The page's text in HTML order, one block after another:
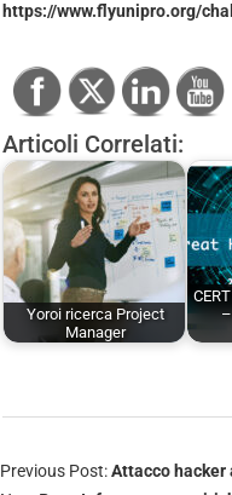
https://www.flyunipro.org/
Articoli Correlati:
Yoroi ricerca Project
Manager
Previous Post:Attacco hacker